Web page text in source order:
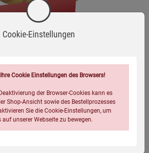
Cookie-Einstellungen
Cookie Einstellungen des Browsers!
der Browser-Cookies kann es
Shop-Ansicht sowie des Bestellprozesses
Sie die Cookie-Einstellungen, um
unserer Webseite zu bewegen.